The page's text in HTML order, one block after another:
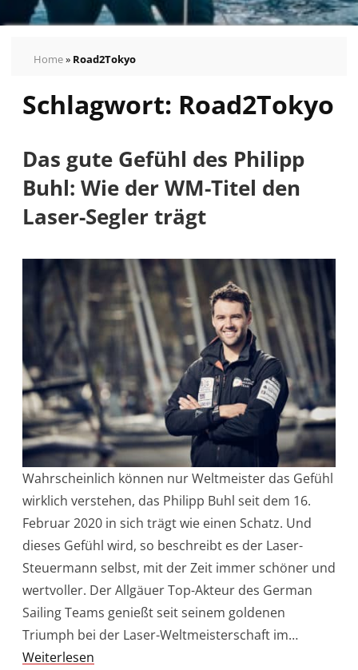
Home» Road2Tokyo
Schlagwort: Road2Tokyo
Das gute Gefühl des Philipp
Buhl: Wie der WM-Titel den
Laser-Segler trägt
Wahrscheinlich können nur Weltmeister das Gefühl
wirklich verstehen, das Philipp Buhl seit dem 16.
Februar 2020 in sich trägt wie einen Schatz. Und
dieses Gefühl wird, so beschreibt es der Laser-
Steuermann selbst, mit der Zeit immer schöner und
wertvoller. Der Allgäuer Top-Akteur des German
Sailing Teams genießt seit seinem goldenen
Triumph bei der Laser-Weltmeisterschaft im…
Weiterlesen